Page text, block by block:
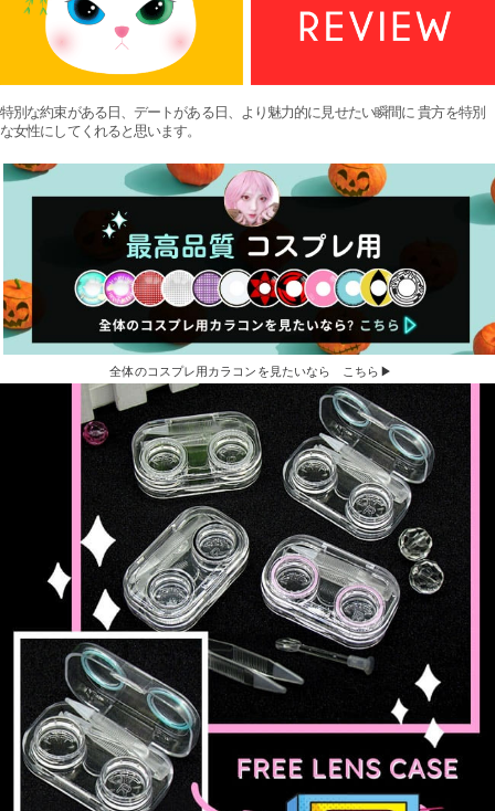
特別な約束がある日、デートがある日、より魅力的に見せたい瞬間に 貴方を特別
な女性にしてくれると思います。
全体のコスプレ用カラコンを見たいなら こちら▶